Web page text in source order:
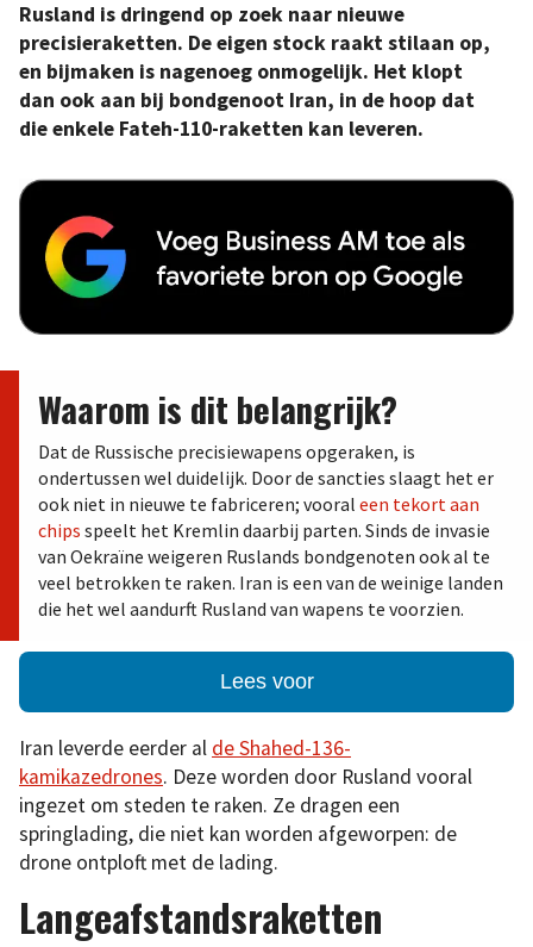
Rusland is dringend op zoek naar nieuwe
precisieraketten. De eigen stock raakt stilaan op,
en bijmaken is nagenoeg onmogelijk. Het klopt
dan ook aan bij bondgenoot Iran, in de hoop dat
die enkele Fateh-110-raketten kan leveren.
Waarom is dit belangrijk?
Dat de Russische precisiewapens opgeraken, is
ondertussen wel duidelijk. Door de sancties slaagt het er
ook niet in nieuwe te fabriceren; vooral een tekort aan
chips speelt het Kremlin daarbij parten. Sinds de invasie
van Oekraïne weigeren Ruslands bondgenoten ook al te
veel betrokken te raken. Iran is een van de weinige landen
die het wel aandurft Rusland van wapens te voorzien.
Lees voor
Iran leverde eerder al de Shahed-136-
kamikazedrones. Deze worden door Rusland vooral
ingezet om steden te raken. Ze dragen een
springlading, die niet kan worden afgeworpen: de
drone ontploft met de lading.
Langeafstandsraketten